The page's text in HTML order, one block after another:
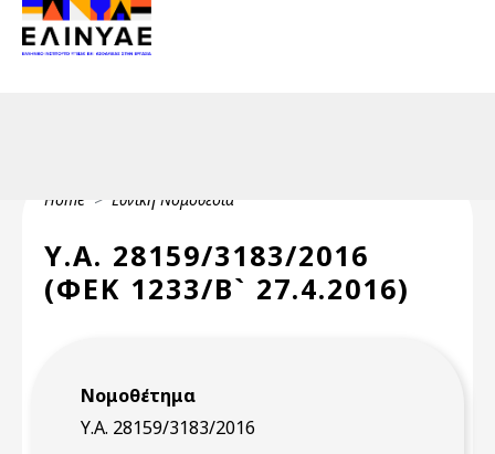
Skip to main content
Header Top 2
Header Top
Breadcrumb
Home Εθνική Νομοθεσία
Υ.Α. 28159/3183/2016
(ΦΕΚ 1233/Β` 27.4.2016)
Νομοθέτημα
Υ.Α. 28159/3183/2016